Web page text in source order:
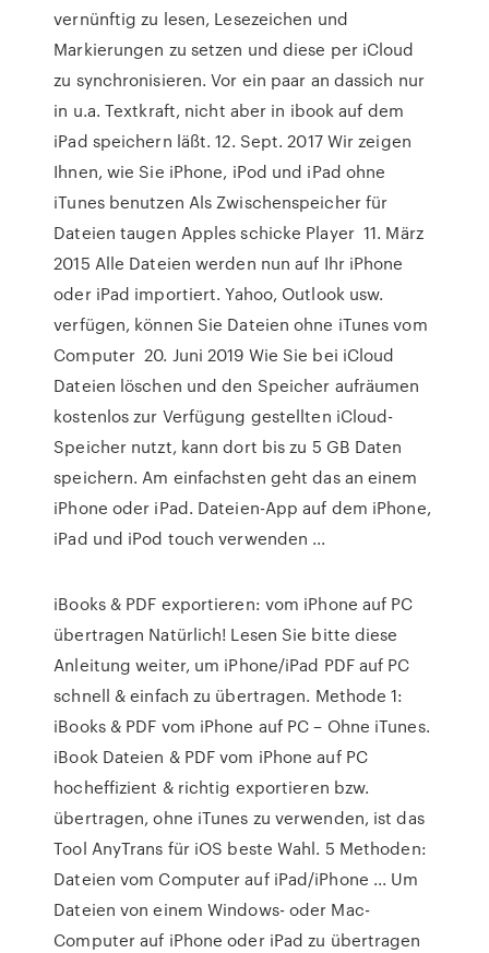
vernünftig zu lesen, Lesezeichen und
Markierungen zu setzen und diese per iCloud
zu synchronisieren. Vor ein paar an dassich nur
in u.a. Textkraft, nicht aber in ibook auf dem
iPad speichern läßt. 12. Sept. 2017 Wir zeigen
Ihnen, wie Sie iPhone, iPod und iPad ohne
iTunes benutzen Als Zwischenspeicher für
Dateien taugen Apples schicke Player 11. März
2015 Alle Dateien werden nun auf Ihr iPhone
oder iPad importiert. Yahoo, Outlook usw.
verfügen, können Sie Dateien ohne iTunes vom
Computer 20. Juni 2019 Wie Sie bei iCloud
Dateien löschen und den Speicher aufräumen
kostenlos zur Verfügung gestellten iCloud-
Speicher nutzt, kann dort bis zu 5 GB Daten
speichern. Am einfachsten geht das an einem
iPhone oder iPad. Dateien-App auf dem iPhone,
iPad und iPod touch verwenden ...
iBooks & PDF exportieren: vom iPhone auf PC
übertragen Natürlich! Lesen Sie bitte diese
Anleitung weiter, um iPhone/iPad PDF auf PC
schnell & einfach zu übertragen. Methode 1:
iBooks & PDF vom iPhone auf PC – Ohne iTunes.
iBook Dateien & PDF vom iPhone auf PC
hocheffizient & richtig exportieren bzw.
übertragen, ohne iTunes zu verwenden, ist das
Tool AnyTrans für iOS beste Wahl. 5 Methoden:
Dateien vom Computer auf iPad/iPhone ... Um
Dateien von einem Windows- oder Mac-
Computer auf iPhone oder iPad zu übertragen